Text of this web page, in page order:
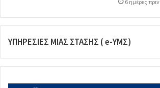
6 ημέρες πριν
ΥΠΗΡΕΣΙΕΣ ΜΙΑΣ ΣΤΑΣΗΣ ( e-ΥΜΣ)